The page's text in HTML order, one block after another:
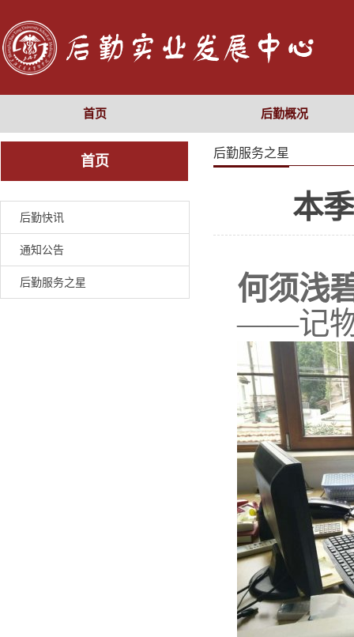
首页 后勤概况
首页
后勤快讯
通知公告
后勤服务之星
后勤服务之星
本
何须浅
——记物